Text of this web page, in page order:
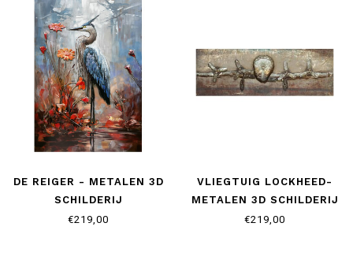
DE REIGER - METALEN 3D
SCHILDERIJ
€219,00
VLIEGTUIG LOCKHEED-
METALEN 3D SCHILDERIJ
€219,00